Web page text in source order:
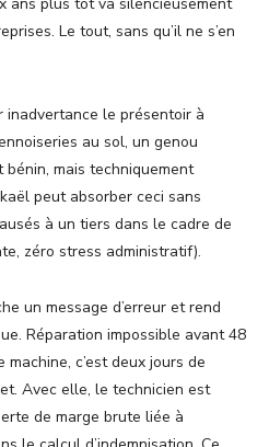
Le tout, sans qu’il ne s’en
inadvertance le présentoir à
au sol, un genou
mais techniquement
peut absorber ceci sans
à un tiers dans le cadre de
zéro stress administratif).
un message d’erreur et rend
Réparation impossible avant 48
c’est deux jours de
Avec elle, le technicien est
de marge brute liée à